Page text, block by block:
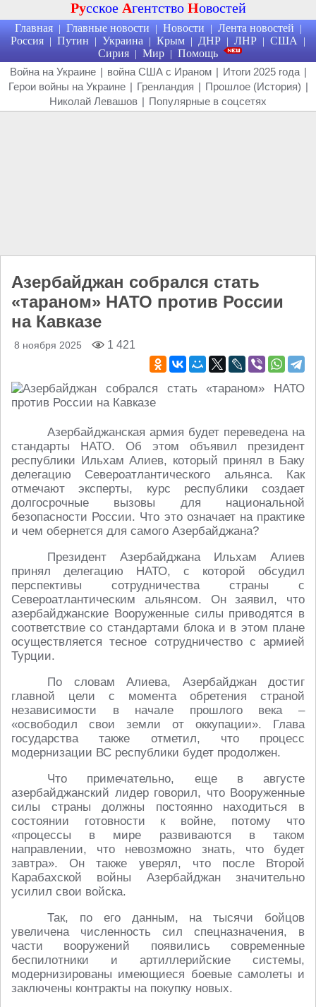
Русское Агентство Новостей
Главная | Главные новости | Новости | Лента новостей |
Россия | Путин | Украина | Крым | ДНР | ЛНР | США |
Сирия | Мир | Помощь
Война на Украине | война США с Ираном | Итоги 2025 года |
Герои войны на Украине | Гренландия | Прошлое (История) |
Николай Левашов | Популярные в соцсетях
Азербайджан собрался стать
«тараном» НАТО против России
на Кавказе
8 ноября 2025 1 421
Азербайджанская армия будет переведена на
стандарты НАТО. Об этом объявил президент
республики Ильхам Алиев, который принял в Баку
делегацию Североатлантического альянса. Как
отмечают эксперты, курс республики создает
долгосрочные вызовы для национальной
безопасности России. Что это означает на практике
и чем обернется для самого Азербайджана?
Президент Азербайджана Ильхам Алиев
принял делегацию НАТО, с которой обсудил
перспективы сотрудничества страны с
Североатлантическим альянсом. Он заявил, что
азербайджанские Вооруженные силы приводятся в
соответствие со стандартами блока и в этом плане
осуществляется тесное сотрудничество с армией
Турции.
По словам Алиева, Азербайджан достиг
главной цели с момента обретения страной
независимости в начале прошлого века –
«освободил свои земли от оккупации». Глава
государства также отметил, что процесс
модернизации ВС республики будет продолжен.
Что примечательно, еще в августе
азербайджанский лидер говорил, что Вооруженные
силы страны должны постоянно находиться в
состоянии готовности к войне, потому что
«процессы в мире развиваются в таком
направлении, что невозможно знать, что будет
завтра». Он также уверял, что после Второй
Карабахской войны Азербайджан значительно
усилил свои войска.
Так, по его данным, на тысячи бойцов
увеличена численность сил спецназначения, в
части вооружений появились современные
беспилотники и артиллерийские системы,
модернизированы имеющиеся боевые самолеты и
заключены контракты на покупку новых.